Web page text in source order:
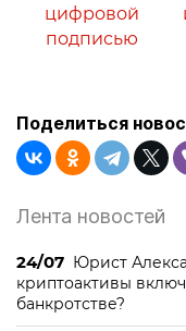
цифровой
подписью
Поделиться
Лента новостей
24/07 Юрист
криптоактивы
банкротстве?